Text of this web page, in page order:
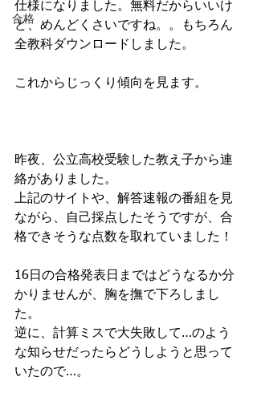
合格
仕様になりました。無料だからいいけ
ど、めんどくさいですね。。もちろん
全教科ダウンロードしました。
これからじっくり傾向を見ます。
昨夜、公立高校受験した教え子から連
絡がありました。
上記のサイトや、解答速報の番組を見
ながら、自己採点したそうですが、合
格できそうな点数を取れていました！
16日の合格発表日まではどうなるか分
かりませんが、胸を撫で下ろしまし
た。
逆に、計算ミスで大失敗して…のよう
な知らせだったらどうしようと思って
いたので…。